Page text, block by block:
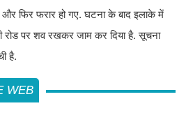
और फिर फरार हो गए. घटना के बाद इलाके में
रोड पर शव रखकर जाम कर दिया है. सूचना
है.
WEB